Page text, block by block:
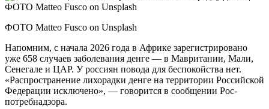
ФОТО Matteo Fusco on Unsplash
Напомним, с начала 2026 года в Африке зарегистрировано
уже 658 случаев заболевания денге — в Мавритании, Мали,
Сенегале и ЦАР. У россиян повода для беспокойства нет.
«Распространение лихорадки денге на территории Российской
Федерации исключено», — говорится в сообщении Рос­
потребнадзора.